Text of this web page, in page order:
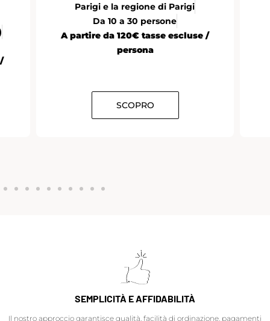
Parigi e la regione di Parigi
Da 10 a 30 persone
A partire da 120€ tasse escluse /
persona
SCOPRO
SEMPLICITÀ E AFFIDABILITÀ
Il nostro approccio garantisce qualità, facilità di ordinazione, pagamenti